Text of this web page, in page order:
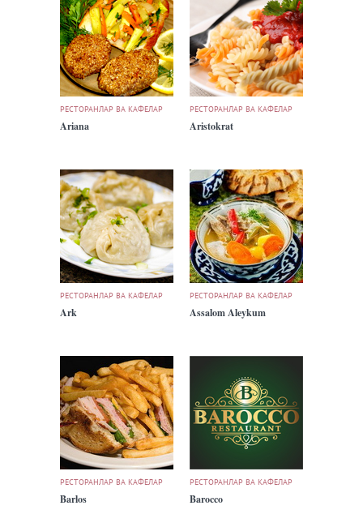
РЕСТОРАНЛАР ВА КАФЕЛАР
Ariana
РЕСТОРАНЛАР ВА КАФЕЛАР
Aristokrat
РЕСТОРАНЛАР ВА КАФЕЛАР
Ark
РЕСТОРАНЛАР ВА КАФЕЛАР
Assalom Aleykum
РЕСТОРАНЛАР ВА КАФЕЛАР
Barlos
РЕСТОРАНЛАР ВА КАФЕЛАР
Barocco